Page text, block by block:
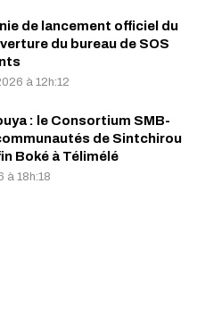
de lancement officiel du
du bureau de SOS
à 12h:12
: le Consortium SMB-
de Sintchirou
Boké à Télimélé
à 18h:18